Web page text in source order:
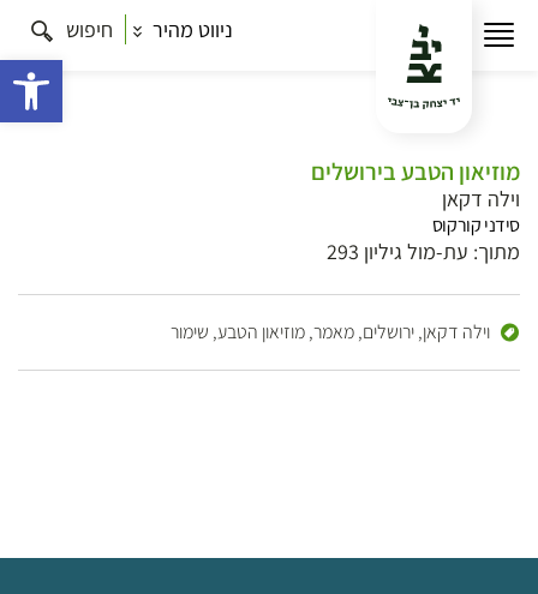
ניווט מהיר חיפוש
מוזיאון הטבע בירושלים
וילה דקאן
סידני קורקוס
מתוך: עת-מול גיליון 293
וילה דקאן,ירושלים,מאמר,מוזיאון הטבע, שימור